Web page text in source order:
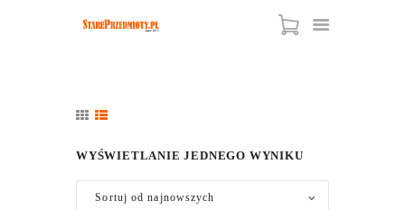
HOME
SKLEP
RODO
WYŚWIETLANIE JEDNEGO WYNIKU